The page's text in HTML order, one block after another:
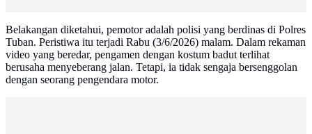
Belakangan diketahui, pemotor adalah polisi yang berdinas di Polres
Tuban. Peristiwa itu terjadi Rabu (3/6/2026) malam. Dalam rekaman
video yang beredar, pengamen dengan kostum badut terlihat
berusaha menyeberang jalan. Tetapi, ia tidak sengaja bersenggolan
dengan seorang pengendara motor.